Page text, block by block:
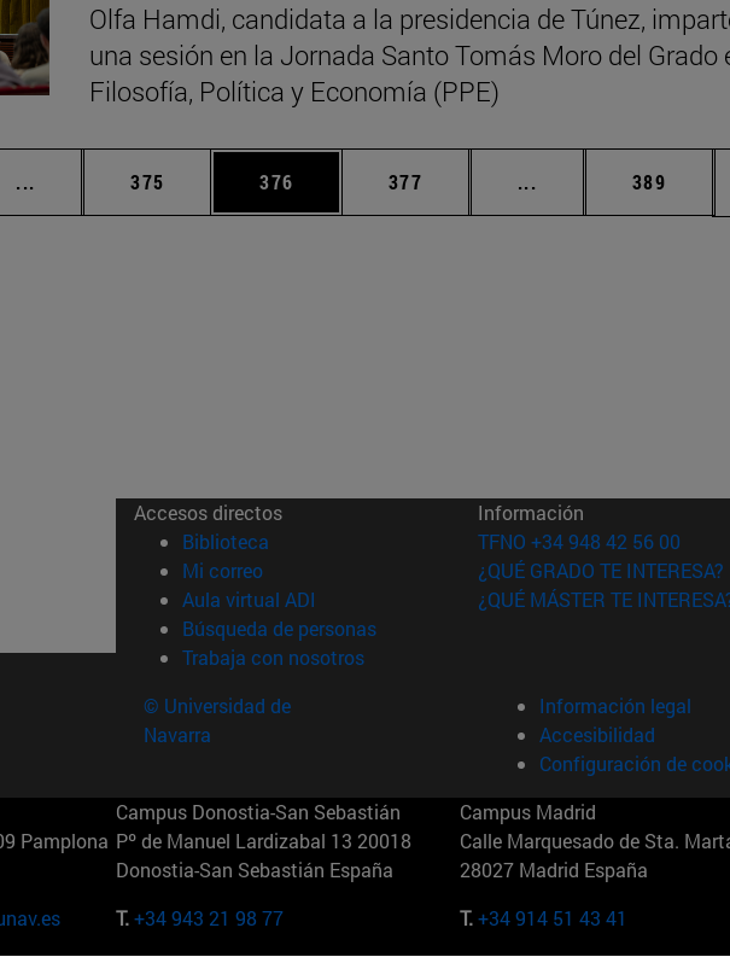
Olfa Hamdi, candidata a la presidencia de Túnez,
una sesión en la Jornada Santo Tomás Moro del Grado
Filosofía, Política y Economía (PPE)
... Páginas intermedias Use TAB para desplazarse.
Página
375 Página
376 Página
377 ... Páginas intermedias
Página
389
Accesos directos
Biblioteca (abre en nueva ventana)
Mi correo(abre en nueva ventana)
Aula virtual ADI (abre en nueva ventana)
Búsqueda de personas(abre en nueva ventana)
Trabaja con nosotros(abre en nueva ventana)
Información
TFNO +34 948 42 56 00
¿QUÉ GRADO TE INTERESA?
¿QUÉ MÁSTER TE
© Universidad de
Navarra
Información legal
Accesibilidad
Configuración de
Pamplona
Campus Donostia-San Sebastián
Pº de Manuel Lardizabal 13 20018
Donostia-San Sebastián España
T.+34 943 21 98 77
Campus Madrid
Calle Marquesado de Sta.
28027 Madrid España
T.+34 914 51 43 41